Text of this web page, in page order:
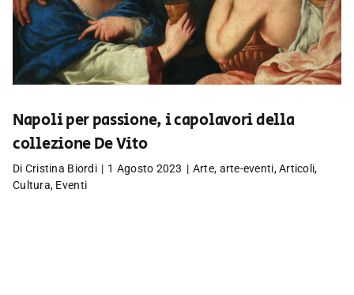
Napoli per passione, i capolavori della
collezione De Vito
Di Cristina Biordi | 1 Agosto 2023 | Arte, arte-eventi,Articoli,
Cultura, Eventi